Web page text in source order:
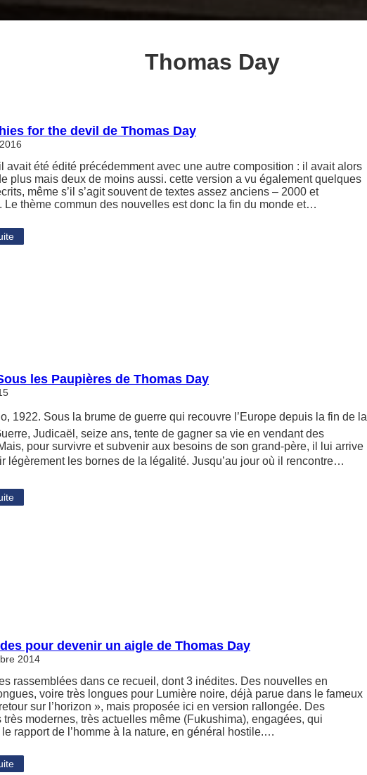
Thomas Day
for the devil de Thomas Day
avait été édité précédemment avec une autre composition : il avait alors
plus mais deux de moins aussi. cette version a vu également quelques
même s’il s’agit souvent de textes assez anciens – 2000 et
Le thème commun des nouvelles est donc la fin du monde et…
les Paupières de Thomas Day
1922. Sous la brume de guerre qui recouvre l’Europe depuis la fin de la
Judicaël, seize ans, tente de gagner sa vie en vendant des
pour survivre et subvenir aux besoins de son grand-père, il lui arrive
légèrement les bornes de la légalité. Jusqu’au jour où il rencontre…
pour devenir un aigle de Thomas Day
2014
rassemblées dans ce recueil, dont 3 inédites. Des nouvelles en
voire très longues pour Lumière noire, déjà parue dans le fameux
sur l’horizon », mais proposée ici en version rallongée. Des
très modernes, très actuelles même (Fukushima), engagées, qui
rapport de l’homme à la nature, en général hostile.…